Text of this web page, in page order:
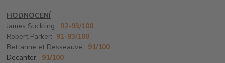
HODNOCENÍ
James Suckling: 92-93/100
Robert Parker: 91-93/100
Bettanne et Desseauve: 91/100
Decanter: 91/100